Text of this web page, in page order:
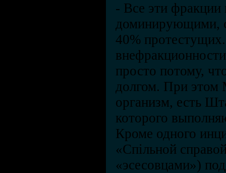
- Все эти фракции
доминирующими,
40%
просто потому,
долгом. При этом
организм, есть
которого
Кроме одного
«Спільной
«эсесовцами»)